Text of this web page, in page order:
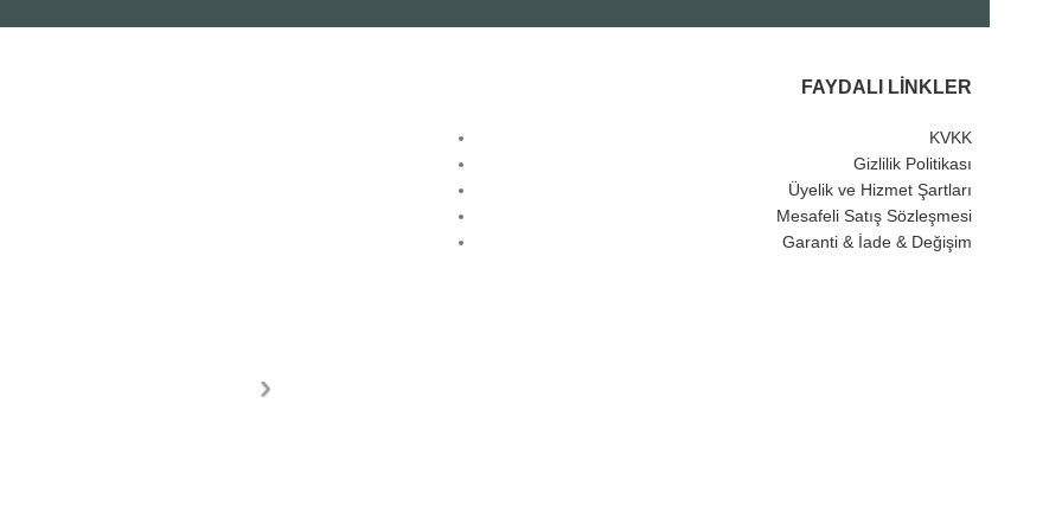
FAYDALI LINKLER
KVKK
Gizlilik Politikası
Üyelik ve Hizmet Şartları
Mesafeli Satış Sözleşmesi
Garanti & İade & Değişim